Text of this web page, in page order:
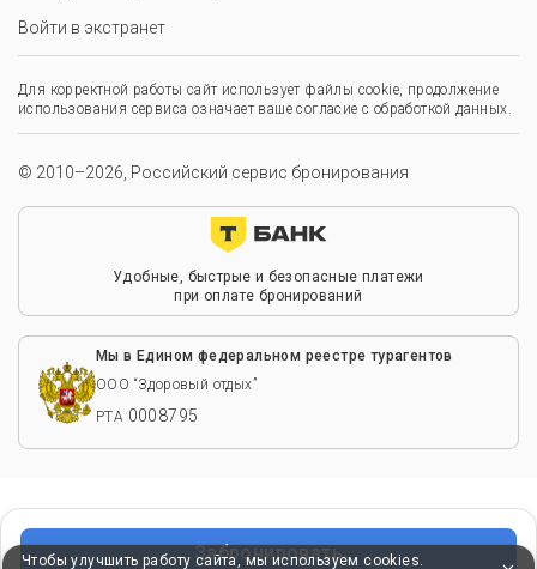
Забронировать
Войти в экстранет
Для корректной работы сайт использует файлы cookie, продолжение
использования сервиса означает ваше согласие с обработкой данных.
© 2010–2026, Российский сервис бронирования
Удобные, быстрые и безопасные платежи
при оплате бронирований
Мы в Едином федеральном реестре турагентов
ООО “Здоровый отдых”
РТА 0008795
Чтобы улучшить работу сайта, мы используем cookies.